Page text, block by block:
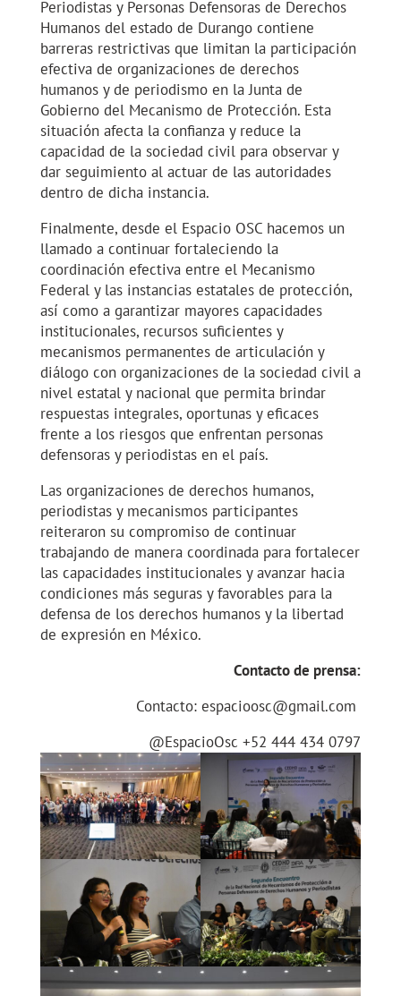
Periodistas y Personas Defensoras de Derechos
Humanos del estado de Durango contiene
barreras restrictivas que limitan la participación
efectiva de organizaciones de derechos
humanos y de periodismo en la Junta de
Gobierno del Mecanismo de Protección. Esta
situación afecta la confianza y reduce la
capacidad de la sociedad civil para observar y
dar seguimiento al actuar de las autoridades
dentro de dicha instancia.
Finalmente, desde el Espacio OSC hacemos un
llamado a continuar fortaleciendo la
coordinación efectiva entre el Mecanismo
Federal y las instancias estatales de protección,
así como a garantizar mayores capacidades
institucionales, recursos suficientes y
mecanismos permanentes de articulación y
diálogo con organizaciones de la sociedad civil a
nivel estatal y nacional que permita brindar
respuestas integrales, oportunas y eficaces
frente a los riesgos que enfrentan personas
defensoras y periodistas en el país.
Las organizaciones de derechos humanos,
periodistas y mecanismos participantes
reiteraron su compromiso de continuar
trabajando de manera coordinada para fortalecer
las capacidades institucionales y avanzar hacia
condiciones más seguras y favorables para la
defensa de los derechos humanos y la libertad
de expresión en México.
Contacto de prensa:
Contacto: espacioosc@gmail.com
@EspacioOsc +52 444 434 0797